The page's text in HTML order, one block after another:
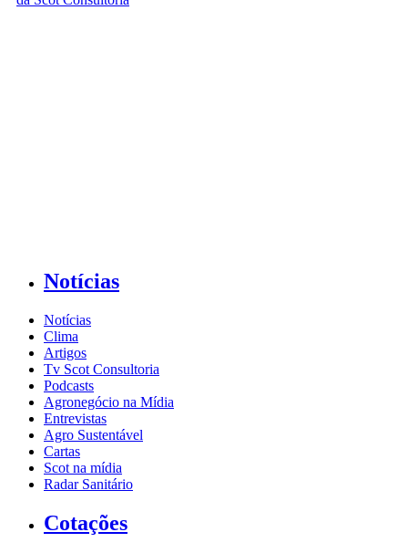
Notícias
Notícias
Clima
Artigos
Tv Scot Consultoria
Podcasts
Agronegócio na Mídia
Entrevistas
Agro Sustentável
Cartas
Scot na mídia
Radar Sanitário
Cotações